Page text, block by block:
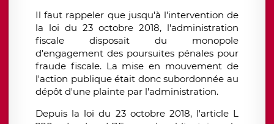
Il faut rappeler que jusqu'à l'intervention de
la loi du 23 octobre 2018, l'administration
fiscale disposait du monopole
d'engagement des poursuites pénales pour
fraude fiscale. La mise en mouvement de
l'action publique était donc subordonnée au
dépôt d'une plainte par l'administration.
Depuis la loi du 23 octobre 2018, l'article L